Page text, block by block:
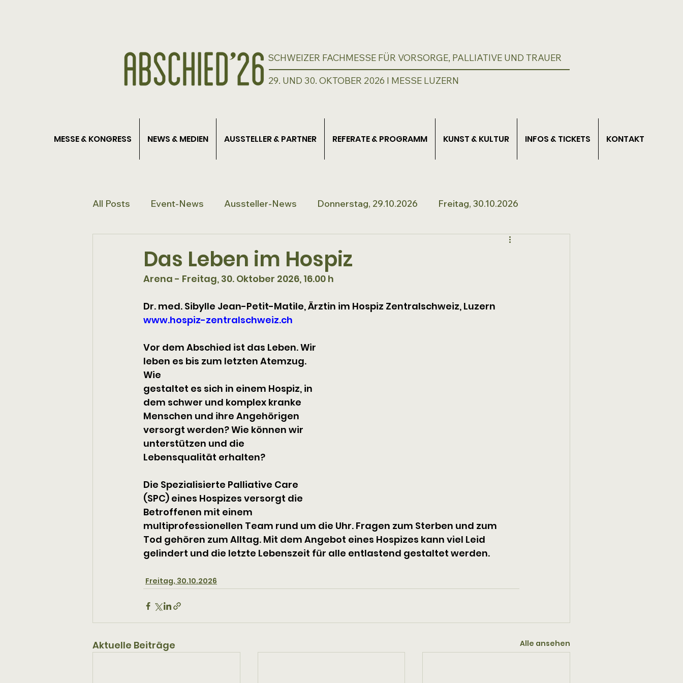
SCHWEIZER FACHMESSE FÜR VORSORGE, PALLIATIVE UND TRAUER
29. UND 30. OKTOBER 2026 I MESSE LUZERN
MESSE & KONGRESS NEWS & MEDIEN AUSSTELLER & PARTNER REFERATE & PROGRAMM KUNST & KULTUR INFOS & TICKETS KONTAKT
All Posts Event-News Aussteller-News Donnerstag, 29.10.2026 Freitag, 30.10.2026
Das Leben im Hospiz
Arena - Freitag, 30. Oktober 2026, 16.00 h
Dr. med. Sibylle Jean-Petit-Matile, Ärztin im Hospiz Zentralschweiz, Luzern
www.hospiz-zentralschweiz.ch
Vor dem Abschied ist das Leben. Wir
leben es bis zum letzten Atemzug.
Wie
gestaltet es sich in einem Hospiz, in
dem schwer und komplex kranke
Menschen und ihre Angehörigen
versorgt werden? Wie können wir
unterstützen und die
Lebensqualität erhalten?
Die Spezialisierte Palliative Care
(SPC) eines Hospizes versorgt die
Betroffenen mit einem
multiprofessionellen Team rund um die Uhr. Fragen zum Sterben und zum
Tod gehören zum Alltag. Mit dem Angebot eines Hospizes kann viel Leid
gelindert und die letzte Lebenszeit für alle entlastend gestaltet werden.
Freitag, 30.10.2026
Aktuelle Beiträge Alle ansehen